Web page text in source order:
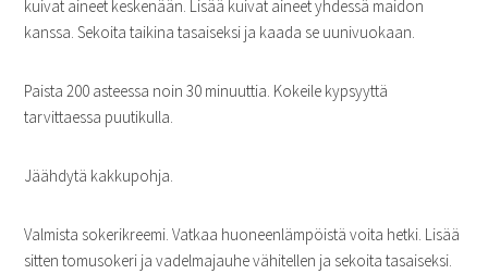
kuivat aineet keskenään. Lisää kuivat aineet yhdessä maidon
kanssa. Sekoita taikina tasaiseksi ja kaada se uunivuokaan.
Paista 200 asteessa noin 30 minuuttia. Kokeile kypsyyttä
tarvittaessa puutikulla.
Jäähdytä kakkupohja.
Valmista sokerikreemi. Vatkaa huoneenlämpöistä voita hetki. Lisää
sitten tomusokeri ja vadelmajauhe vähitellen ja sekoita tasaiseksi.